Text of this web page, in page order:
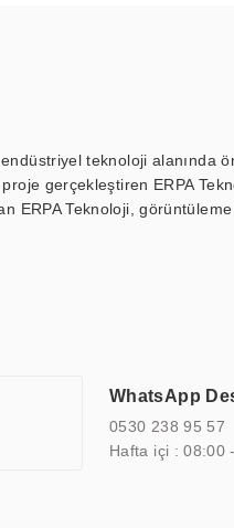
teknoloji
gerçekleştiren ERPA
ERPA Teknoloji,
standartlarda kalite
özel çözümleri ile iş
WhatsApp
0530 238 95 57
Hafta içi : 08:00